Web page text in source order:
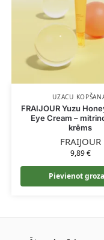
UZACU
FRAIJOUR Yuzu
Eye Cream –
krēms
FRAIJOUR
9,89€
Pievienot